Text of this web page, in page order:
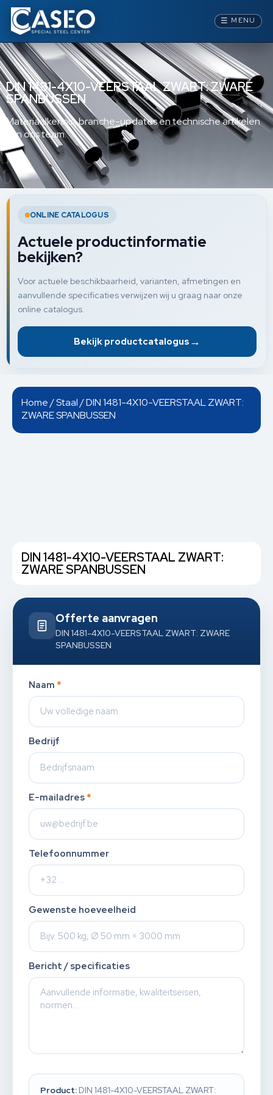
☰ MENU
DIN 1481-4X10-VEERSTAAL ZWART: ZWARE
SPANBUSSEN
Materiaalkennis, branche-updates en technische artikelen
van ons team.
ONLINE CATALOGUS
Actuele productinformatie
bekijken?
Voor actuele beschikbaarheid, varianten, afmetingen en
aanvullende specificaties verwijzen wij u graag naar onze
online catalogus.
Bekijk productcatalogus →
Home/Staal/ DIN 1481-4X10-VEERSTAAL ZWART:
ZWARE SPANBUSSEN
DIN 1481-4X10-VEERSTAAL ZWART:
ZWARE SPANBUSSEN
Offerte aanvragen
DIN 1481-4X10-VEERSTAAL ZWART: ZWARE
SPANBUSSEN
Naam *
Bedrijf
E-mailadres *
Telefoonnummer
Gewenste hoeveelheid
Bericht / specificaties
Product: DIN 1481-4X10-VEERSTAAL ZWART: